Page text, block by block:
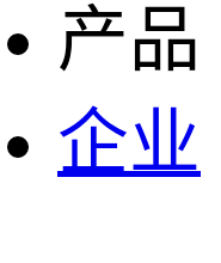
产品
企业